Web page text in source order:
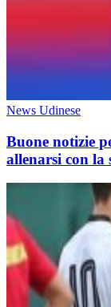
News Udinese
Buone notizie
allenarsi con la